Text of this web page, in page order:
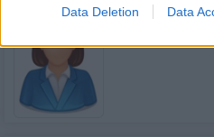
Data Deletion Data
Kamarádka:
Říká o mně: